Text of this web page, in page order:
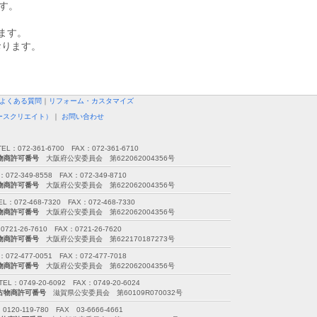
。
。
ます。
くある質問
リフォーム・カスタマイズ
クリエイト）
お問い合わせ
：072-361-6700 FAX：072-361-6710
商許可番号 大阪府公安委員会 第622062004356号
349-8558 FAX：072-349-8710
商許可番号 大阪府公安委員会 第622062004356号
072-468-7320 FAX：072-468-7330
商許可番号 大阪府公安委員会 第622062004356号
26-7610 FAX：0721-26-7620
商許可番号 大阪府公安委員会 第622170187273号
477-0051 FAX：072-477-7018
商許可番号 大阪府公安委員会 第622062004356号
：0749-20-6092 FAX：0749-20-6024
物商許可番号 滋賀県公安委員会 第60109R070032号
119-780 FAX 03-6666-4661